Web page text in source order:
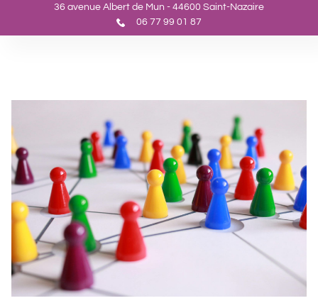
36 avenue Albert de Mun - 44600 Saint-Nazaire
06 77 99 01 87